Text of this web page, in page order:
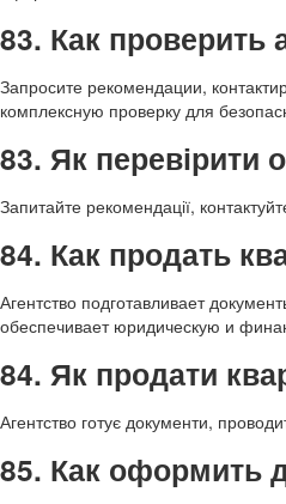
83. Как
Запросите рекомендации,
комплексную проверку для
83. Як перевірити
Запитайте рекомендації,
84. Как продать
Агентство подготавливает
обеспечивает юридическую и
84. Як продати
Агентство готує документи,
85. Как оформить